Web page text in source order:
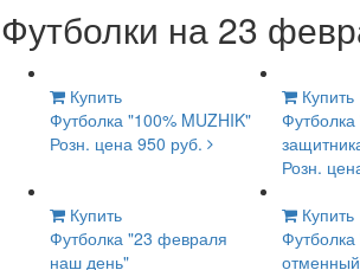
Футболки на 23
Купить
Футболка "100% MUZHIK"
Розн. цена 950 руб.
Купить
Розн.
Купить
Футболка "23 февраля
наш день"
Купить